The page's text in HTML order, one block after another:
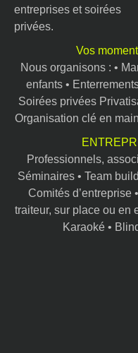
entreprises et soirées
privées.
Vos
Nous organisons : •
enfants •
Soirées privées
Organisation clé en
Professionnels,
Séminaires • Team
Comités d’entreprise
traiteur, sur place ou en
Karaoké •